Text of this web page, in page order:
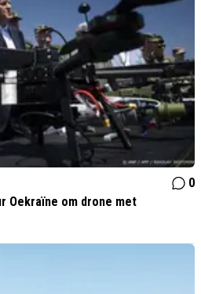
0
Oekraïne om drone met